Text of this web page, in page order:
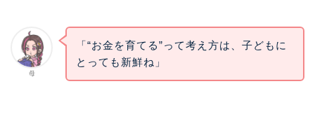
母
「“お金を育てる”って考え方は、子どもに
とっても新鮮ね」